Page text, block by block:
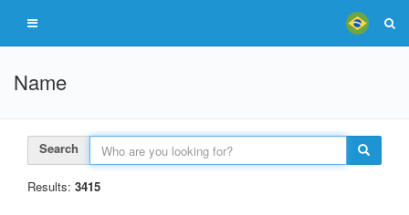
Name
Search
Results: 3415